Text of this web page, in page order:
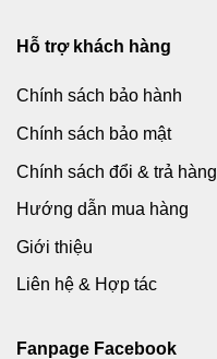
Hỗ trợ khách hàng
Chính sách bảo hành
Chính sách bảo mật
Chính sách đổi & trả hàng
Hướng dẫn mua hàng
Giới thiệu
Liên hệ & Hợp tác
Fanpage Facebook